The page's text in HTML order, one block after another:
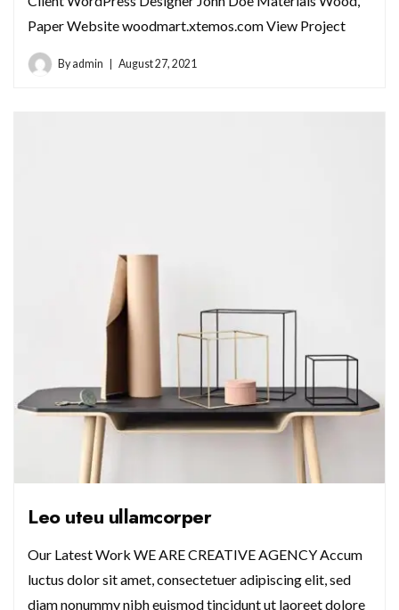
Paper Website woodmart.xtemos.com View Project
By admin August 27, 2021
Leo uteu ullamcorper
Our Latest Work WE ARE CREATIVE AGENCY Accum
luctus dolor sit amet, consectetuer adipiscing elit, sed
diam nonummy nibh euismod tincidunt ut laoreet dolore